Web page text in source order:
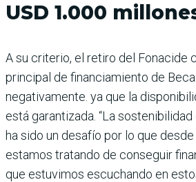
USD 1.000
A su criterio, el retiro del Fonacide
principal de financiamiento de
negativamente. ya que la
está garantizada. “La
ha sido un desafío por lo que
estamos tratando de conseguir
que estuvimos escuchando en